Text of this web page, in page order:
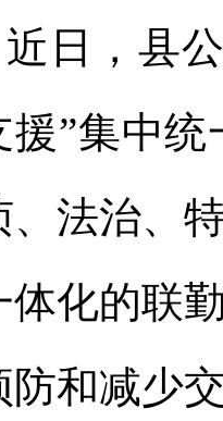
近日，县
援”集中
、法治、
体化的联
防和减少